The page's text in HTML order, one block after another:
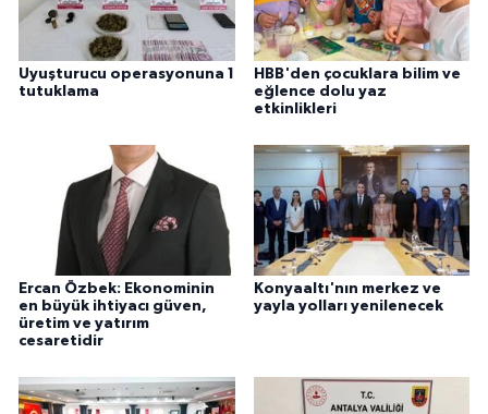
Uyuşturucu operasyonuna 1
tutuklama
HBB'den çocuklara bilim ve
eğlence dolu yaz
etkinlikleri
Ercan Özbek: Ekonominin
en büyük ihtiyacı güven,
üretim ve yatırım
cesaretidir
Konyaaltı'nın merkez ve
yayla yolları yenilenecek